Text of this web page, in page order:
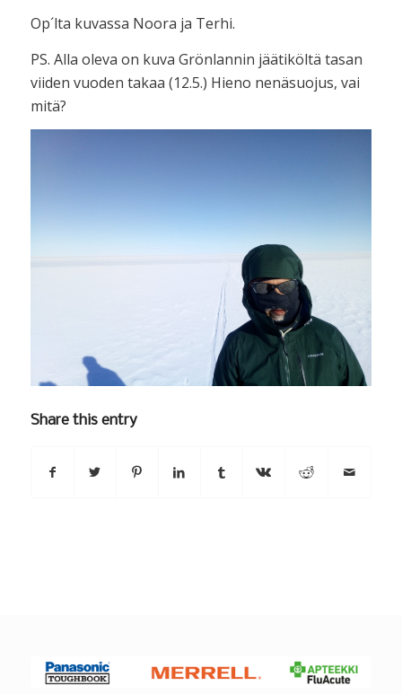
Op´lta kuvassa Noora ja Terhi.
PS. Alla oleva on kuva Grönlannin jäätiköltä tasan
viiden vuoden takaa (12.5.) Hieno nenäsuojus, vai
mitä?
Share this entry